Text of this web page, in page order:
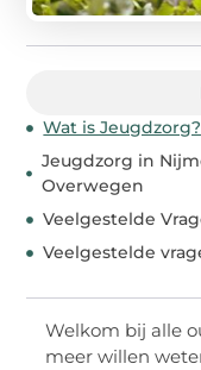
Wat is Jeugdzorg?
Jeugdzorg in
Overwegen
Veelgestelde
Veelgestelde
Welkom bij alle
meer willen